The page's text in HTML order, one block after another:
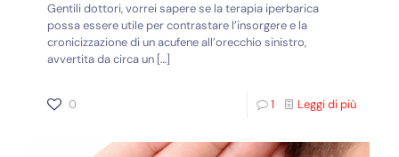
Gentili dottori, vorrei sapere se la terapia iperbarica
possa essere utile per contrastare l’insorgere e la
cronicizzazione di un acufene all’orecchio sinistro,
avvertita da circa un […]
0 1 Leggi di più